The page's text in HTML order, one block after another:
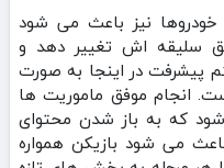
نیز باعث می‌ شود
سلیقه‌ اش تغییر دهد و
پیشرفت در اینجا به‌ صورت
انجام موفق ماموریت‌ ها
که به باز شدن محتوای
می‌ شود بازیکن همواره